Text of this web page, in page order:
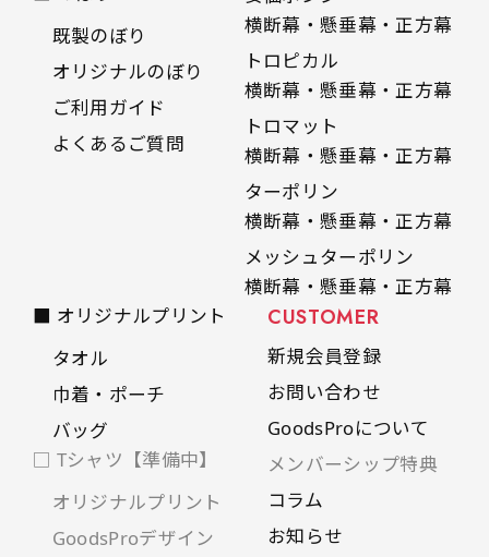
既製のぼり
オリジナルのぼり
ご利用ガイド
よくあるご質問
横断幕・懸垂幕・正方幕
トロピカル
横断幕・懸垂幕・正方幕
トロマット
横断幕・懸垂幕・正方幕
ターポリン
横断幕・懸垂幕・正方幕
メッシュターポリン
横断幕・懸垂幕・正方幕
■ オリジナルプリント
タオル
巾着・ポーチ
バッグ
□ Tシャツ【準備中】
オリジナルプリント
GoodsProデザイン
CUSTOMER
新規会員登録
お問い合わせ
GoodsProについて
メンバーシップ特典
コラム
お知らせ